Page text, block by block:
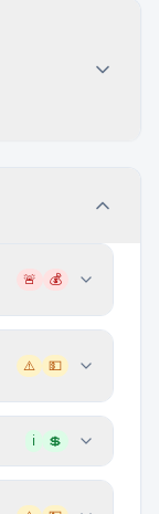
🚨 💰
⚠️ 💵
ℹ️ 💲